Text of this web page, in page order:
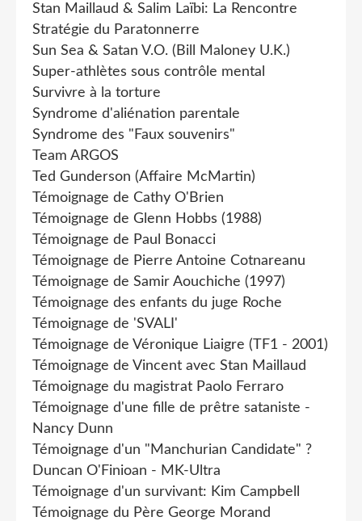
Stan Maillaud & Salim Laïbi: La Rencontre
Stratégie du Paratonnerre
Sun Sea & Satan V.O. (Bill Maloney U.K.)
Super-athlètes sous contrôle mental
Survivre à la torture
Syndrome d'aliénation parentale
Syndrome des "Faux souvenirs"
Team ARGOS
Ted Gunderson (Affaire McMartin)
Témoignage de Cathy O'Brien
Témoignage de Glenn Hobbs (1988)
Témoignage de Paul Bonacci
Témoignage de Pierre Antoine Cotnareanu
Témoignage de Samir Aouchiche (1997)
Témoignage des enfants du juge Roche
Témoignage de 'SVALI'
Témoignage de Véronique Liaigre (TF1 - 2001)
Témoignage de Vincent avec Stan Maillaud
Témoignage du magistrat Paolo Ferraro
Témoignage d'une fille de prêtre sataniste -
Nancy Dunn
Témoignage d'un "Manchurian Candidate" ?
Duncan O'Finioan - MK-Ultra
Témoignage d'un survivant: Kim Campbell
Témoignage du Père George Morand